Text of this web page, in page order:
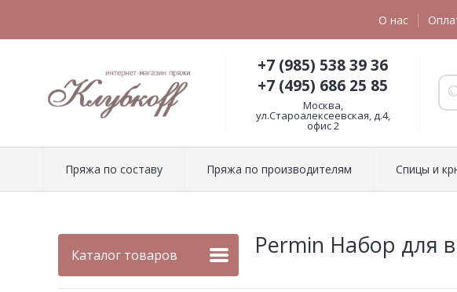
О нас
+7 (985) 538 39 36
+7 (495) 686 25 85
Москва,
ул.Староалексеевская, д.4,
офис 2
Пряжа по составу Пряжа по производителям Спицы и
Каталог товаров Permin Набор для